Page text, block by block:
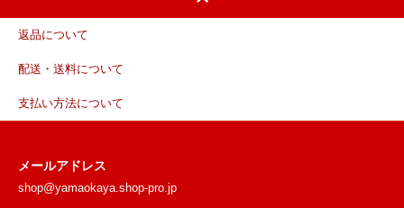
返品について
配送・送料について
支払い方法について
メールアドレス
shop@yamaokaya.shop-pro.jp